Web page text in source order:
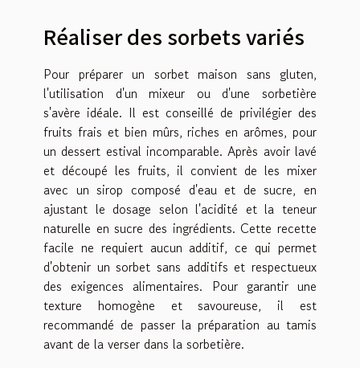
Réaliser des sorbets variés
Pour préparer un sorbet maison sans gluten,
l'utilisation d'un mixeur ou d'une sorbetière
s'avère idéale. Il est conseillé de privilégier des
fruits frais et bien mûrs, riches en arômes, pour
un dessert estival incomparable. Après avoir lavé
et découpé les fruits, il convient de les mixer
avec un sirop composé d'eau et de sucre, en
ajustant le dosage selon l'acidité et la teneur
naturelle en sucre des ingrédients. Cette recette
facile ne requiert aucun additif, ce qui permet
d'obtenir un sorbet sans additifs et respectueux
des exigences alimentaires. Pour garantir une
texture homogène et savoureuse, il est
recommandé de passer la préparation au tamis
avant de la verser dans la sorbetière.